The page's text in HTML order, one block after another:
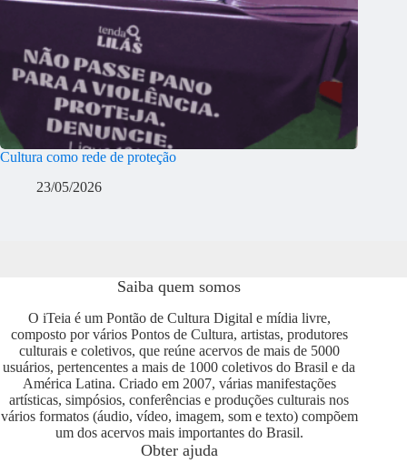
Cultura como rede de proteção
23/05/2026
Saiba quem somos
O iTeia é um Pontão de Cultura Digital e mídia livre,
composto por vários Pontos de Cultura, artistas, produtores
culturais e coletivos, que reúne acervos de mais de 5000
usuários, pertencentes a mais de 1000 coletivos do Brasil e da
América Latina. Criado em 2007, várias manifestações
artísticas, simpósios, conferências e produções culturais nos
vários formatos (áudio, vídeo, imagem, som e texto) compõem
um dos acervos mais importantes do Brasil.
Obter ajuda